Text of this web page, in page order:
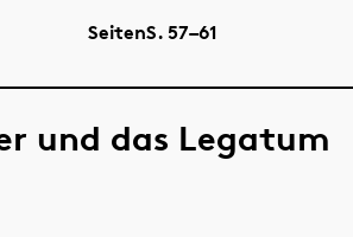
SeitenS.57–61
und das Legatum